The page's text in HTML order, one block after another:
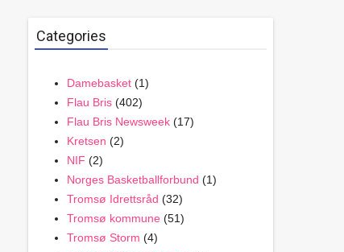
Categories
Damebasket (1)
Flau Bris (402)
Flau Bris Newsweek (17)
Kretsen (2)
NIF (2)
Norges Basketballforbund (1)
Tromsø Idrettsråd (32)
Tromsø kommune (51)
Tromsø Storm (4)